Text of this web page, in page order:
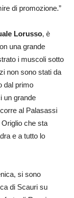
di promozione.”
Lorusso, è
una grande
i muscoli sotto
non sono stati da
dal primo
un grande
al Palasassi
che sta
e a tutto lo
si sono
di Scauri su